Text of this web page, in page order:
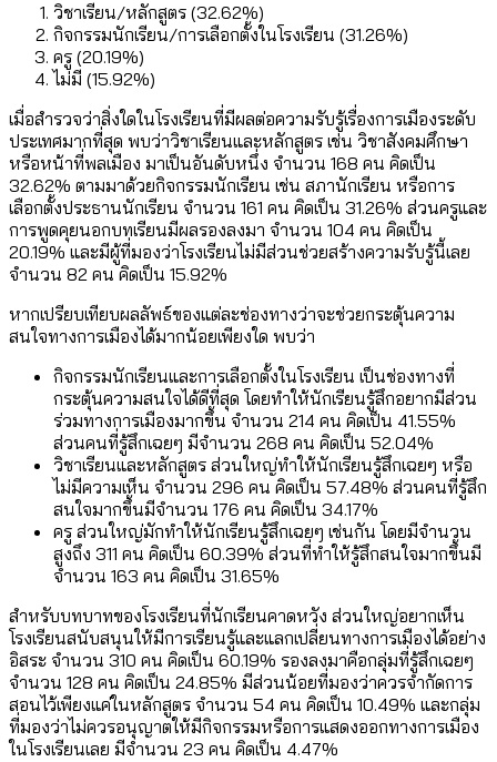
วิชาเรียน/หลักสูตร (32.62%)
กิจกรรมนักเรียน/การเลือกตั้งในโรงเรียน (31.26%)
ครู (20.19%)
ไม่มี (15.92%)
เมื่อสำรวจว่าสิ่งใดในโรงเรียนที่มีผลต่อความรับรู้เรื่องการเมืองระดับ
ประเทศมากที่สุด พบว่าวิชาเรียนและหลักสูตร เช่น วิชาสังคมศึกษา
หรือหน้าที่พลเมือง มาเป็นอันดับหนึ่ง จำนวน 168 คน คิดเป็น
32.62% ตามมาด้วยกิจกรรมนักเรียน เช่น สภานักเรียน หรือการ
เลือกตั้งประธานนักเรียน จำนวน 161 คน คิดเป็น 31.26% ส่วนครูและ
การพูดคุยนอกบทเรียนมีผลรองลงมา จำนวน 104 คน คิดเป็น
20.19% และมีผู้ที่มองว่าโรงเรียนไม่มีส่วนช่วยสร้างความรับรู้นี้เลย
จำนวน 82 คน คิดเป็น 15.92%
หากเปรียบเทียบผลลัพธ์ของแต่ละช่องทางว่าจะช่วยกระตุ้นความ
สนใจทางการเมืองได้มากน้อยเพียงใด พบว่า
กิจกรรมนักเรียนและการเลือกตั้งในโรงเรียน เป็นช่องทางที่
กระตุ้นความสนใจได้ดีที่สุด โดยทำให้นักเรียนรู้สึกอยากมีส่วน
ร่วมทางการเมืองมากขึ้น จำนวน 214 คน คิดเป็น 41.55%
ส่วนคนที่รู้สึกเฉยๆ มีจำนวน 268 คน คิดเป็น 52.04%
วิชาเรียนและหลักสูตร ส่วนใหญ่ทำให้นักเรียนรู้สึกเฉยๆ หรือ
ไม่มีความเห็น จำนวน 296 คน คิดเป็น 57.48% ส่วนคนที่รู้สึก
สนใจมากขึ้นมีจำนวน 176 คน คิดเป็น 34.17%
ครู ส่วนใหญ่มักทำให้นักเรียนรู้สึกเฉยๆ เช่นกัน โดยมีจำนวน
สูงถึง 311 คน คิดเป็น 60.39% ส่วนที่ทำให้รู้สึกสนใจมากขึ้นมี
จำนวน 163 คน คิดเป็น 31.65%
สำหรับบทบาทของโรงเรียนที่นักเรียนคาดหวัง ส่วนใหญ่อยากเห็น
โรงเรียนสนับสนุนให้มีการเรียนรู้และแลกเปลี่ยนทางการเมืองได้อย่าง
อิสระ จำนวน 310 คน คิดเป็น 60.19% รองลงมาคือกลุ่มที่รู้สึกเฉยๆ
จำนวน 128 คน คิดเป็น 24.85% มีส่วนน้อยที่มองว่าควรจำกัดการ
สอนไว้เพียงแค่ในหลักสูตร จำนวน 54 คน คิดเป็น 10.49% และกลุ่ม
ที่มองว่าไม่ควรอนุญาตให้มีกิจกรรมหรือการแสดงออกทางการเมือง
ในโรงเรียนเลย มีจำนวน 23 คน คิดเป็น 4.47%